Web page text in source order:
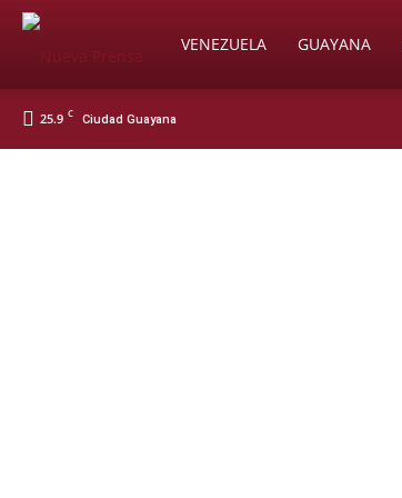
SoyVENEZUELA GUAYANA
25.9 C Ciudad Guayana